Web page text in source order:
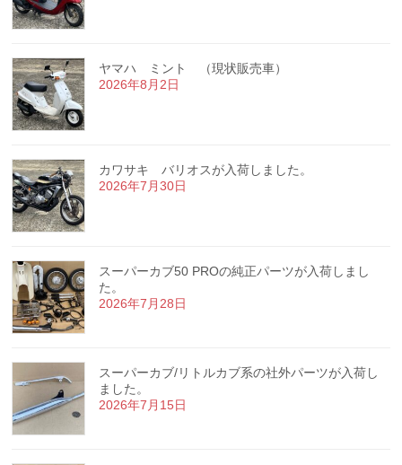
ヤマハ ミント （現状販売車）
2026年8月2日
カワサキ バリオスが入荷しました。
2026年7月30日
スーパーカブ50 PROの純正パーツが入荷しまし
た。
2026年7月28日
スーパーカブ/リトルカブ系の社外パーツが入荷し
ました。
2026年7月15日